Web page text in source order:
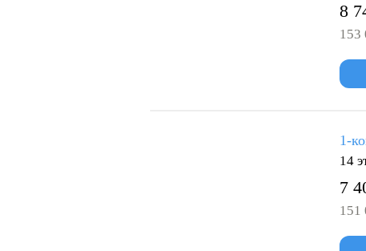
8
153
1-
14
7
151